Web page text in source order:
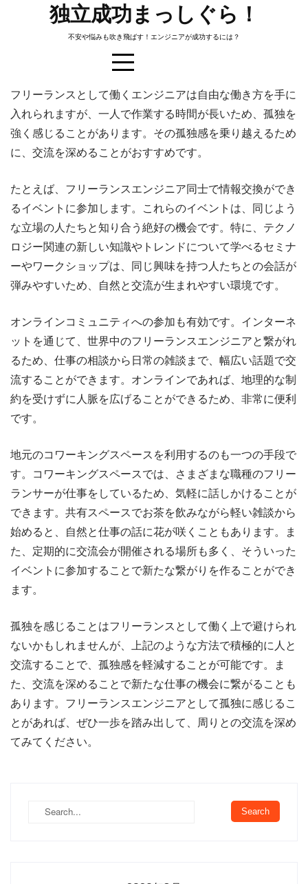
独立成功まっしぐら！
不安や悩みも吹き飛ばす！エンジニアが成功するには？
孤独なフリーランスエンジニアのた
めの交流術
フリーランスとして働くエンジニアは自由な働き方を手に
入れられますが、一人で作業する時間が長いため、孤独を
強く感じることがあります。その孤独感を乗り越えるため
に、交流を深めることがおすすめです。
たとえば、フリーランスエンジニア同士で情報交換ができ
るイベントに参加します。これらのイベントは、同じよう
な立場の人たちと知り合う絶好の機会です。特に、テクノ
ロジー関連の新しい知識やトレンドについて学べるセミナ
ーやワークショップは、同じ興味を持つ人たちとの会話が
弾みやすいため、自然と交流が生まれやすい環境です。
オンラインコミュニティへの参加も有効です。インターネ
ットを通じて、世界中のフリーランスエンジニアと繋がれ
るため、仕事の相談から日常の雑談まで、幅広い話題で交
流することができます。オンラインであれば、地理的な制
約を受けずに人脈を広げることができるため、非常に便利
です。
地元のコワーキングスペースを利用するのも一つの手段で
す。コワーキングスペースでは、さまざまな職種のフリー
ランサーが仕事をしているため、気軽に話しかけることが
できます。共有スペースでお茶を飲みながら軽い雑談から
始めると、自然と仕事の話に花が咲くこともあります。ま
た、定期的に交流会が開催される場所も多く、そういった
イベントに参加することで新たな繋がりを作ることができ
ます。
孤独を感じることはフリーランスとして働く上で避けられ
ないかもしれませんが、上記のような方法で積極的に人と
交流することで、孤独感を軽減することが可能です。ま
た、交流を深めることで新たな仕事の機会に繋がることも
あります。フリーランスエンジニアとして孤独に感じるこ
とがあれば、ぜひ一歩を踏み出して、周りとの交流を深め
てみてください。